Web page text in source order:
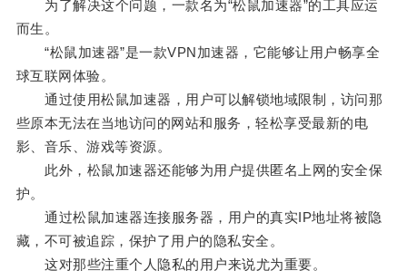
为了解决这个问题，一款名为“松鼠加速器”的工具应运
而生。
“松鼠加速器”是一款VPN加速器，它能够让用户畅享全
球互联网体验。
通过使用松鼠加速器，用户可以解锁地域限制，访问那
些原本无法在当地访问的网站和服务，轻松享受最新的电
影、音乐、游戏等资源。
此外，松鼠加速器还能够为用户提供匿名上网的安全保
护。
通过松鼠加速器连接服务器，用户的真实IP地址将被隐
藏，不可被追踪，保护了用户的隐私安全。
这对那些注重个人隐私的用户来说尤为重要。